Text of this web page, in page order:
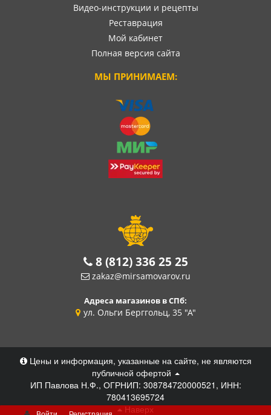
Видео-инструкции и рецепты
Реставрация
Мой кабинет
Полная версия сайта
МЫ ПРИНИМАЕМ:
8 (812) 336 25 25
zakaz@mirsamovarov.ru
Адреса магазинов в СПб:
ул. Ольги Берггольц, 35 "А"
Цены и информация, указанные на сайте, не являются
публичной офертой
ИП Павлова Н.Ф., ОГРНИП: 308784720000521, ИНН:
780413695724
Наверх